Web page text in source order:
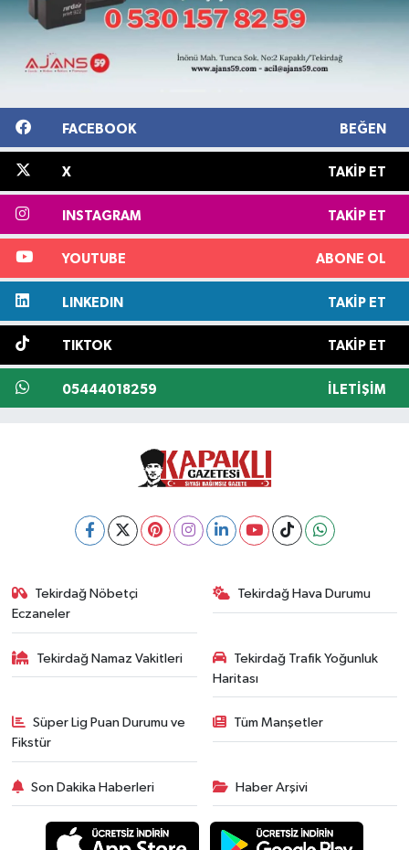
FACEBOOK BEĞEN
X TAKIP ET
INSTAGRAM TAKIP ET
YOUTUBE ABONE OL
LINKEDIN TAKIP ET
TIKTOK TAKIP ET
05444018259 İLETIŞIM
Tekirdağ Nöbetçi
Eczaneler
Tekirdağ Hava Durumu
Tekirdağ Namaz Vakitleri
Tekirdağ Trafik Yoğunluk
Haritası
Süper Lig Puan Durumu ve
Fikstür
Tüm Manşetler
Son Dakika Haberleri Haber Arşivi